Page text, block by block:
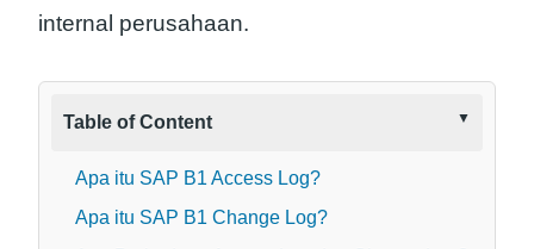
internal perusahaan.
Table of Content
Apa itu SAP B1 Access Log?
Apa itu SAP B1 Change Log?